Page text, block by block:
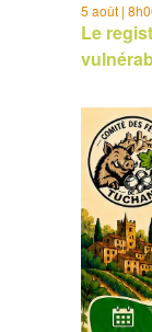
Le
5 août |